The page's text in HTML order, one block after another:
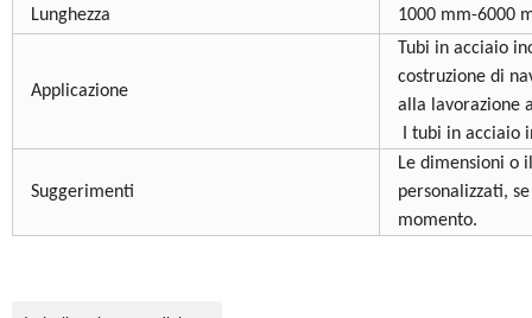
Lunghezza
1000 mm-6000
Applicazione
Tubi in acciaio
costruzione di
alla lavorazione
I tubi in acciaio
Suggerimenti
Le dimensioni o
personalizzati,
momento.